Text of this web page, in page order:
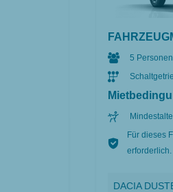
5 Personen
Für dieses
erforderlich.
DACIA